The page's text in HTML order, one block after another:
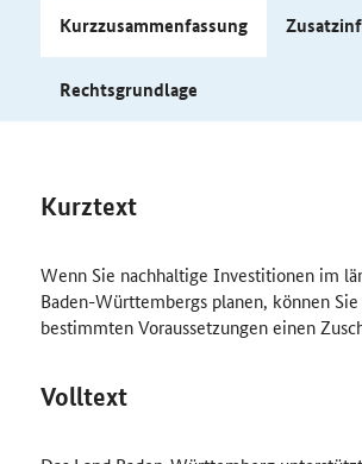
Kurzzusammenfassung
Rechtsgrundlage
Kurztext
Wenn Sie nachhaltige Investitionen im
Baden-Württembergs planen, können
bestimmten Voraussetzungen einen
Volltext